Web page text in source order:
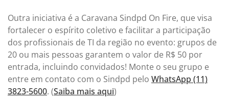
Outra iniciativa é a Caravana Sindpd On Fire, que visa
fortalecer o espírito coletivo e facilitar a participação
dos profissionais de TI da região no evento: grupos de
20 ou mais pessoas garantem o valor de R$ 50 por
entrada, incluindo convidados! Monte o seu grupo e
entre em contato com o Sindpd pelo WhatsApp (11)
3823-5600. (Saiba mais aqui)